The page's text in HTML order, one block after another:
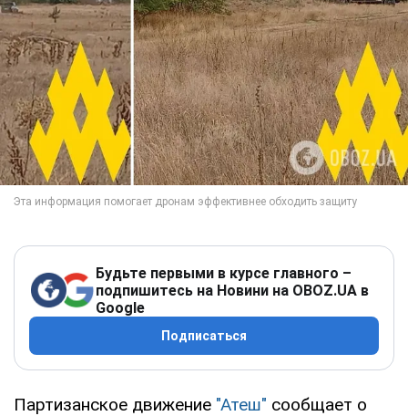
Будьте первыми в курсе главного –
подпишитесь на Новини на OBOZ.UA в
Google
Подписаться
Партизанское движение "Атеш" сообщает о